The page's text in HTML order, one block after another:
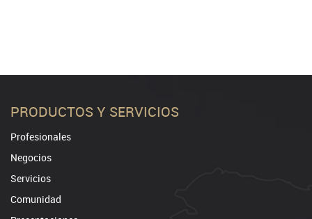
PRODUCTOS Y SERVICIOS
Profesionales
Negocios
Servicios
Comunidad